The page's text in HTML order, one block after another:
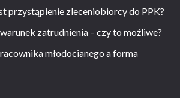
przystąpienie zleceniobiorcy do PPK?
zatrudnienia – czy to możliwe?
młodocianego a forma